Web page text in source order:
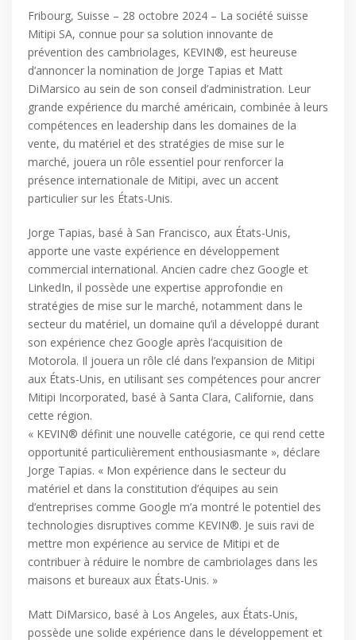
Fribourg, Suisse – 28 octobre 2024 – La société suisse
Mitipi SA, connue pour sa solution innovante de
prévention des cambriolages, KEVIN®, est heureuse
d’annoncer la nomination de Jorge Tapias et Matt
DiMarsico au sein de son conseil d’administration. Leur
grande expérience du marché américain, combinée à leurs
compétences en leadership dans les domaines de la
vente, du matériel et des stratégies de mise sur le
marché, jouera un rôle essentiel pour renforcer la
présence internationale de Mitipi, avec un accent
particulier sur les États-Unis.
Jorge Tapias, basé à San Francisco, aux États-Unis,
apporte une vaste expérience en développement
commercial international. Ancien cadre chez Google et
LinkedIn, il possède une expertise approfondie en
stratégies de mise sur le marché, notamment dans le
secteur du matériel, un domaine qu’il a développé durant
son expérience chez Google après l’acquisition de
Motorola. Il jouera un rôle clé dans l’expansion de Mitipi
aux États-Unis, en utilisant ses compétences pour ancrer
Mitipi Incorporated, basé à Santa Clara, Californie, dans
cette région.
« KEVIN® définit une nouvelle catégorie, ce qui rend cette
opportunité particulièrement enthousiasmante », déclare
Jorge Tapias. « Mon expérience dans le secteur du
matériel et dans la constitution d’équipes au sein
d’entreprises comme Google m’a montré le potentiel des
technologies disruptives comme KEVIN®. Je suis ravi de
mettre mon expérience au service de Mitipi et de
contribuer à réduire le nombre de cambriolages dans les
maisons et bureaux aux États-Unis. »
Matt DiMarsico, basé à Los Angeles, aux États-Unis,
possède une solide expérience dans le développement et